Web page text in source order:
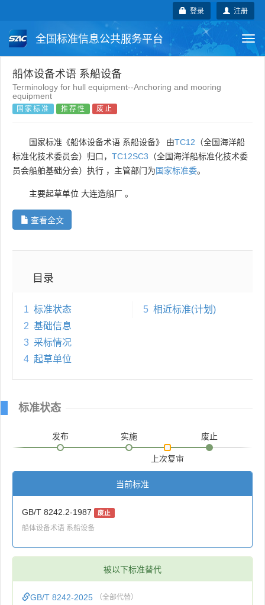
注册
登录
全国标准信息公共服务平台
国家标准 行业标准
团体标准
船体设备术语 系船设备
Terminology for hull equipment--Anchoring and mooring
equipment
国家标准 推荐性 废止
国家标准《船体设备术语 系船设备》 由TC12 （全国海洋船
标准化技术委员会）归口， TC12SC3 （全国海洋船标准化技术委
员会船舶基础分会）执行 ，主管部门为国家标准委。
主要起草单位 大连造船厂 。
查看全文
目录
1 标准状态
2 基础信息
3 采标情况
4 起草单位
5 相近标准(计划)
标准状态
发布 实施
上次复审
废止
当前标准
GB/T 8242.2-1987 废止
船体设备术语 系船设备
被以下标准替代
GB/T 8242-2025 （全部代替）